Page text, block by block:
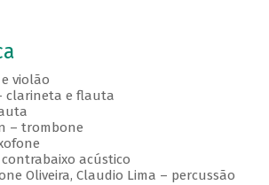
violão
clarineta e flauta
– trombone
acústico
Oliveira, Claudio Lima – percussão